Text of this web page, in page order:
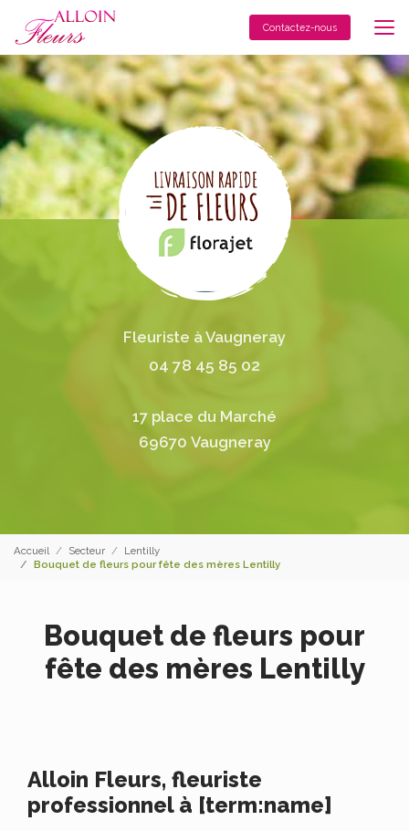
contenu
principal
Contactez-nous
Fleuriste à Vaugneray
04 78 45 85 02
17 place du Marché
69670 Vaugneray
Accueil Secteur
Lentilly
Bouquet de fleurs pour fête des mères Lentilly
Bouquet de fleurs pour
fête des mères Lentilly
Alloin Fleurs, fleuriste
professionnel à [term:name]